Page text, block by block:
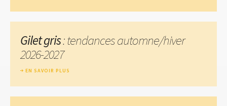
Gilet gris: tendances automne/hiver
2026-2027
EN SAVOIR PLUS